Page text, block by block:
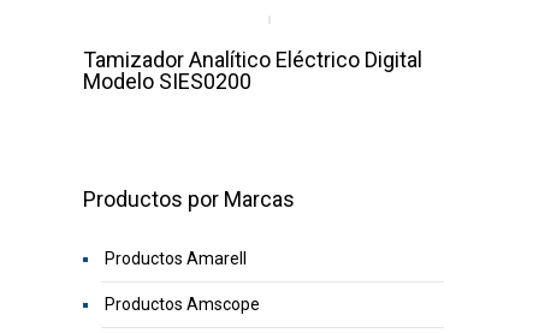
Tamizador Analítico Eléctrico Digital
Modelo SIES0200
Productos por Marcas
Productos Amarell
Productos Amscope